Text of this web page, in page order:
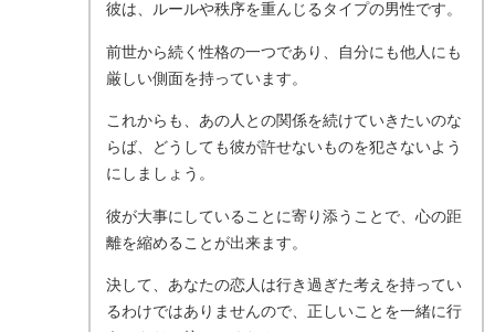
彼は、ルールや秩序を重んじるタイプの男性です。
前世から続く性格の一つであり、自分にも他人にも
厳しい側面を持っています。
これからも、あの人との関係を続けていきたいのな
らば、どうしても彼が許せないものを犯さないよう
にしましょう。
彼が大事にしていることに寄り添うことで、心の距
離を縮めることが出来ます。
決して、あなたの恋人は行き過ぎた考えを持ってい
るわけではありませんので、正しいことを一緒に行